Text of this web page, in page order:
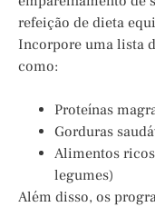
refeição de dieta
Incorpore uma lista
como:
Proteínas
Gorduras
Alimentos
legumes)
Além disso, os